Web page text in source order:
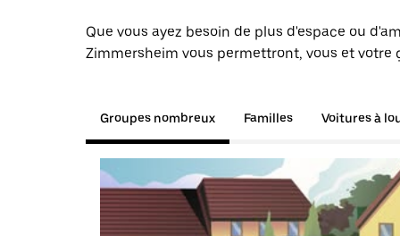
Que vous ayez besoin de plus d'espace ou
Zimmersheim vous permettront, vous et votre
Groupes nombreux Familles Voitures à